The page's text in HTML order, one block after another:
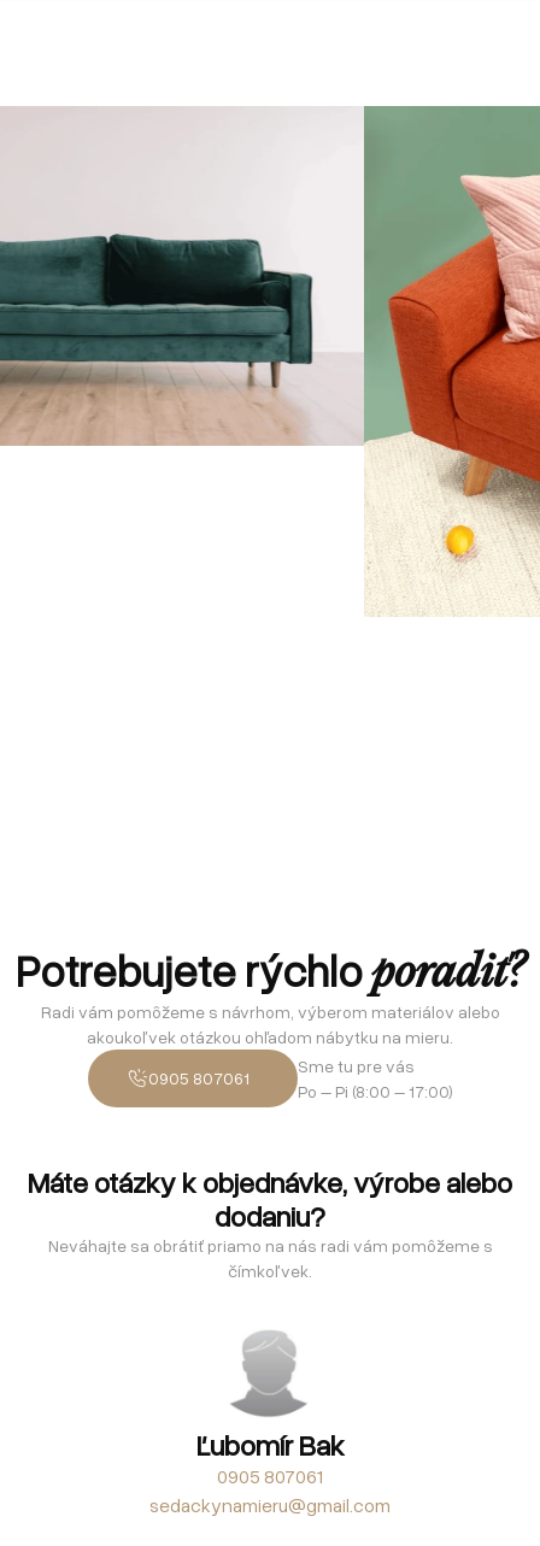
Potrebujete rýchloporadiť?
Radi vám pomôžeme s návrhom, výberom materiálov alebo
akoukoľvek otázkou ohľadom nábytku na mieru.
0905 807061
Sme tu pre vás
Po – Pi (8:00 – 17:00)
Máte otázky k objednávke, výrobe alebo
dodaniu?
Neváhajte sa obrátiť priamo na nás radi vám pomôžeme s
čímkoľvek.
Ľubomír Bak
0905 807061
sedackynamieru@gmail.com